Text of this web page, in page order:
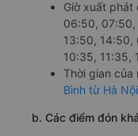
Giờ xuất phát
06:50,
13:50,
10:35, 11:35,
Thời gian của
Bình từ Hà Nội
b. Các điểm đón